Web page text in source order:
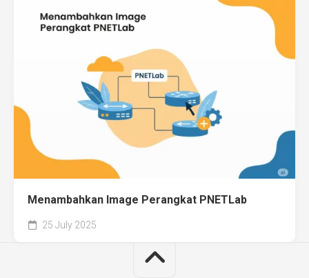
Menambahkan Image Perangkat PNETLab
25 July 2025